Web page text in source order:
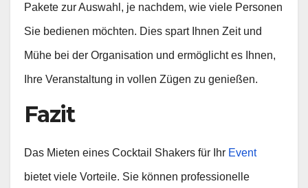
Pakete zur Auswahl, je nachdem, wie viele Personen
Sie bedienen möchten. Dies spart Ihnen Zeit und
Mühe bei der Organisation und ermöglicht es Ihnen,
Ihre Veranstaltung in vollen Zügen zu genießen.
Fazit
Das Mieten eines Cocktail Shakers für Ihr Event
bietet viele Vorteile. Sie können professionelle